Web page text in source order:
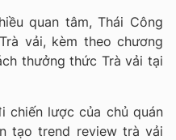
quan tâm, Thái Công
vải, kèm theo chương
thưởng thức Trà vải tại
chiến lược của chủ quán
tạo trend review trà vải